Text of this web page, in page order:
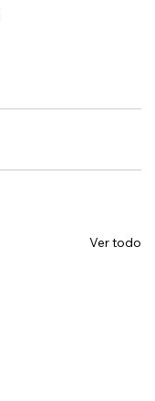
Ver todo